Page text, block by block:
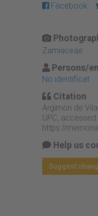
Facebook
Zamiaceae
Persons/
No identificat
Citation
Argimon de
UPC, accessed
https://
Help us
Suggest